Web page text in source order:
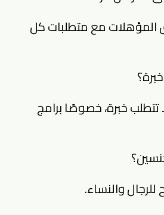
المؤهلات مع متطلبات كل
خبرة، خصوصًا برامج
للرجال والنساء.